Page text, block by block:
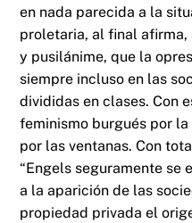
en nada parecida a la
proletaria, al final afirma,
y pusilánime, que la
siempre incluso en las
divididas en clases. Con
feminismo burgués por
por las ventanas. Con
“Engels seguramente se
a la aparición de las
propiedad privada el